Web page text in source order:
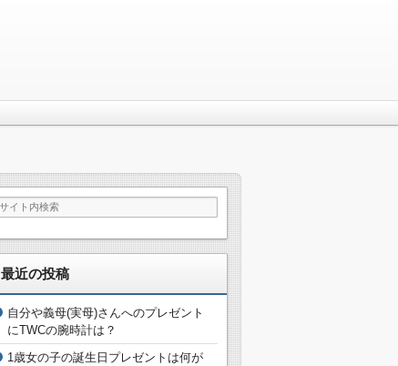
最近の投稿
自分や義母(実母)さんへのプレゼント
にTWCの腕時計は？
1歳女の子の誕生日プレゼントは何が